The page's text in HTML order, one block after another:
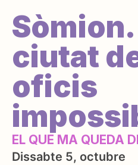
Sòmion.
ciutat
oficis
EL QUE MA QUEDA
Dissabte 5, octubre